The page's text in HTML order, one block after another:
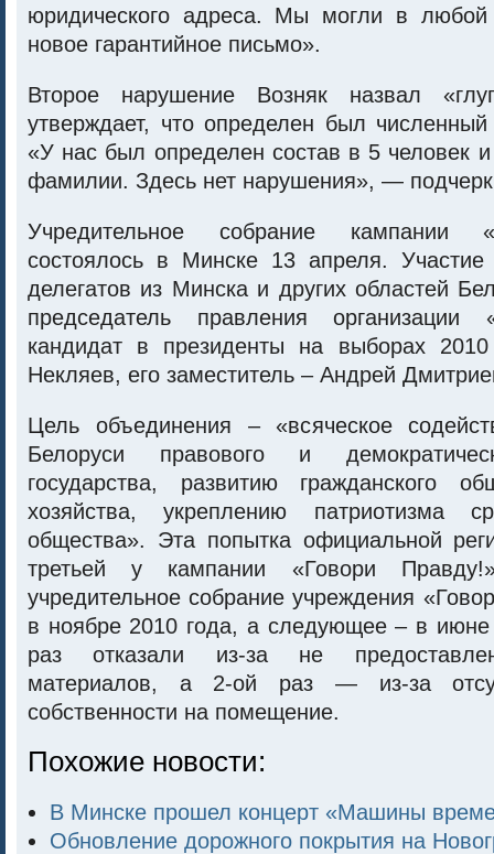
юридического адреса. Мы могли в любой
новое гарантийное письмо».
Второе нарушение Возняк назвал
утверждает, что определен был
«У нас был определен состав в 5 человек
фамилии. Здесь нет нарушения», —
Учредительное собрание кампании
состоялось в Минске 13 апреля.
делегатов из Минска и других областей
председатель правления организации
кандидат в президенты на выборах
Некляев, его заместитель – Андрей
Цель объединения – «всяческое
Белоруси правового и
государства, развитию гражданского
хозяйства, укреплению патриотизма
общества». Эта попытка официальной
третьей у кампании «Говори
учредительное собрание учреждения
в ноябре 2010 года, а следующее – в
раз отказали из-за не
материалов, а 2-ой раз — из-за
собственности на помещение.
Похожие новости:
В Минске прошел концерт «Машины
Обновление дорожного покрытия на